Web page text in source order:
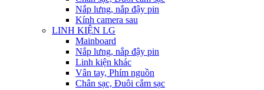
Nắp lưng, nắp đậy pin
Kính camera sau
LINH KIỆN LG
Mainboard
Nắp lưng, nắp đậy pin
Linh kiện khác
Vân tay, Phím nguồn
Chân sạc, Đuôi cắm sạc